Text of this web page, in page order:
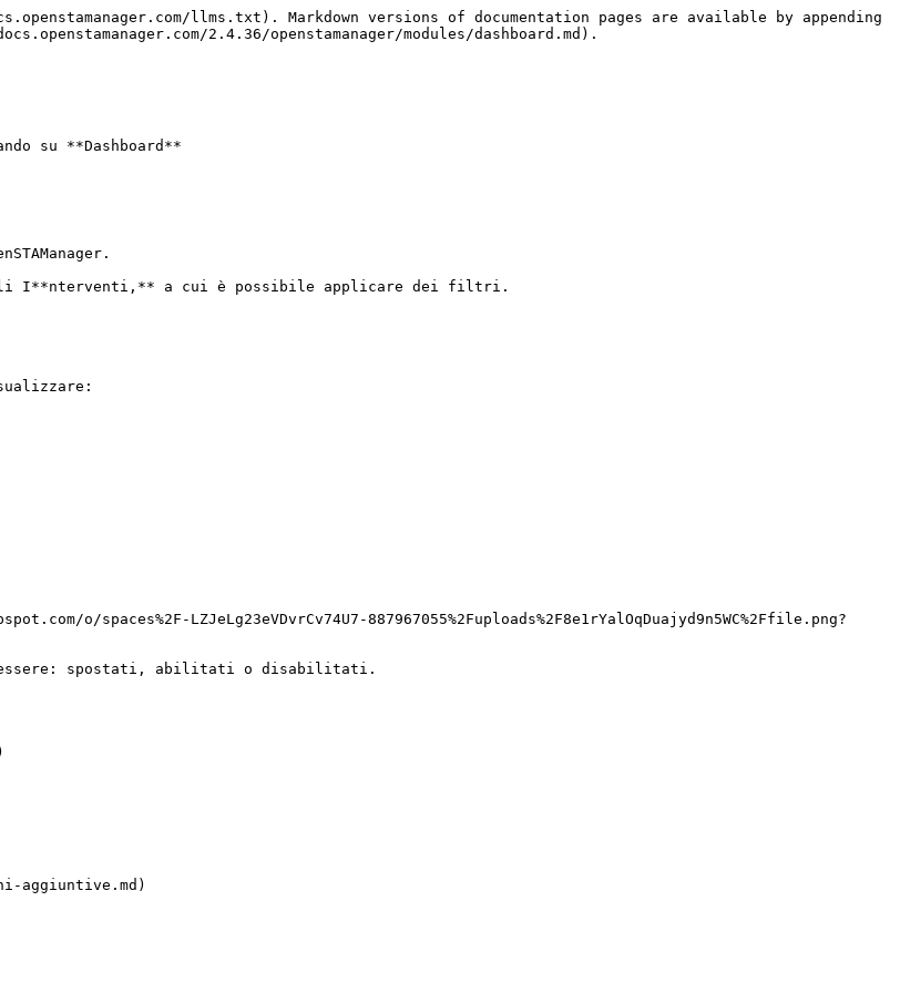
llms.txt). Markdown versions of documentation pages are available by appending
2.4.36/openstamanager/modules/dashboard.md).
su **Dashboard**
I**nterventi,** a cui è possibile applicare dei filtri.
spaces%2F-LZJeLg23eVDvrCv74U7-887967055%2Fuploads%2F8e1rYalOqDuajyd9n5WC%2Ffile.png?
essere: spostati, abilitati o disabilitati.
aggiuntive.md)